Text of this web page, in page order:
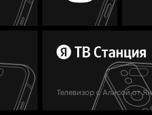
Телевизор с Алисой от